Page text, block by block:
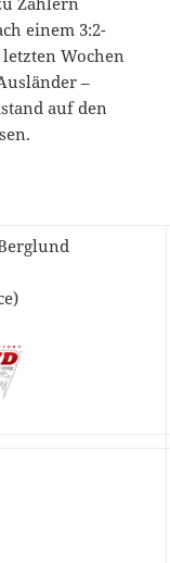
einem 3:2-
Wochen
–
auf den